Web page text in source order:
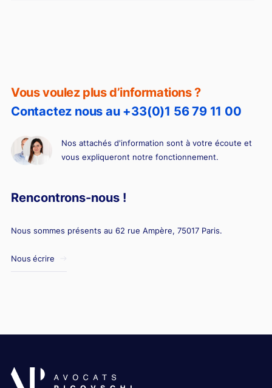
Vous voulez plus d’informations ?
Contactez nous au +33(0)1 56 79 11 00
Nos attachés d'information sont à votre écoute et
vous expliqueront notre fonctionnement.
Rencontrons-nous !
Nous sommes présents au 62 rue Ampère, 75017 Paris.
Nous écrire